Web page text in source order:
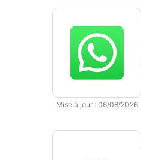
Mise à jour: 06/08/2026